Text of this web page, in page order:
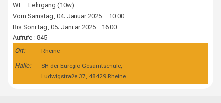
WE - Lehrgang (10w)
Vom Samstag, 04. Januar 2025 - 10:00
Bis Sonntag, 05. Januar 2025 - 16:00
Aufrufe : 845
Ort:
Rheine
Halle:
SH der Euregio Gesamtschule,
Ludwigstraße 37, 48429 Rheine